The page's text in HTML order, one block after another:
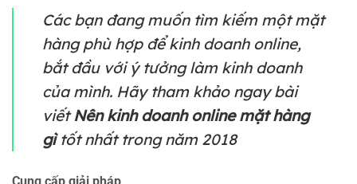
Các bạn đang muốn tìm kiếm một mặt
hàng phù hợp để kinh doanh online,
bắt đầu với ý tưởng làm kinh doanh
của mình. Hãy tham khảo ngay bài
viếtNên kinh doanh online mặt hàng
gìtốt nhất trong năm 2018